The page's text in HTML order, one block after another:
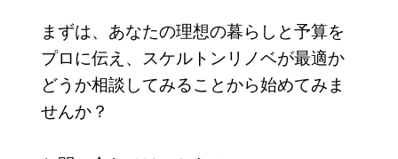
まずは、あなたの理想の暮らしと予算を
プロに伝え、スケルトンリノベが最適か
どうか相談してみることから始めてみま
せんか？